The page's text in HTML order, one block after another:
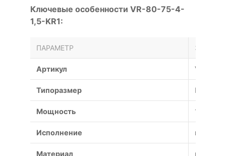
Ключевые особенности VR-80-75-4-
1,5-KR1:
ПАРАМЕТР
Артикул VR-80-
Типоразмер №4
Мощность 1.5 кВт
Исполнение
Материал